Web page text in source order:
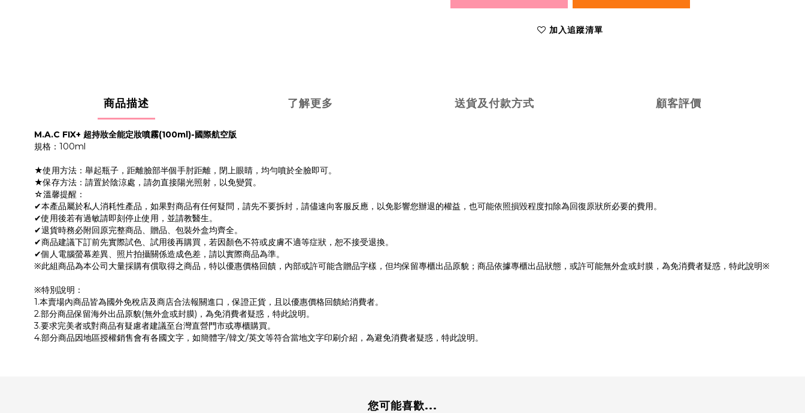
加入追蹤清單
商品描述 了解更多 送貨及付款方式 顧客評價
M.A.C FIX+ 超持妝全能定妝噴霧(100ml)-國際航空版
規格：100ml
★使用方法：舉起瓶子，距離臉部半個手肘距離，閉上眼睛，均勻噴於全臉即可。
★保存方法：請置於陰涼處，請勿直接陽光照射，以免變質。
☆溫馨提醒：
✔本產品屬於私人消耗性產品，如果對商品有任何疑問，請先不要拆封，請儘速向客服反應，以免影響您辦退的權益，也可能依照損毀程度扣除為回復原狀所必要的費用。
✔使用後若有過敏請即刻停止使用，並請教醫生。
✔退貨時務必附回原完整商品、贈品、包裝外盒均齊全。
✔商品建議下訂前先實際試色、試用後再購買，若因顏色不符或皮膚不適等症狀，恕不接受退換。
✔個人電腦螢幕差異、照片拍攝關係造成色差，請以實際商品為準。
※此組商品為本公司大量採購有償取得之商品，特以優惠價格回饋，內部或許可能含贈品字樣，但均保留專櫃出品原貌；商品依據專櫃出品狀態，或許可能無外盒或封膜，為免消費者疑惑，特此說明※
※特別說明：
1.本賣場內商品皆為國外免稅店及商店合法報關進口，保證正貨，且以優惠價格回饋給消費者。
2.部分商品保留海外出品原貌(無外盒或封膜)，為免消費者疑惑，特此說明。
3.要求完美者或對商品有疑慮者建議至台灣直營門市或專櫃購買。
4.部分商品因地區授權銷售會有各國文字，如簡體字/韓文/英文等符合當地文字印刷介紹，為避免消費者疑惑，特此說明。
您可能喜歡...